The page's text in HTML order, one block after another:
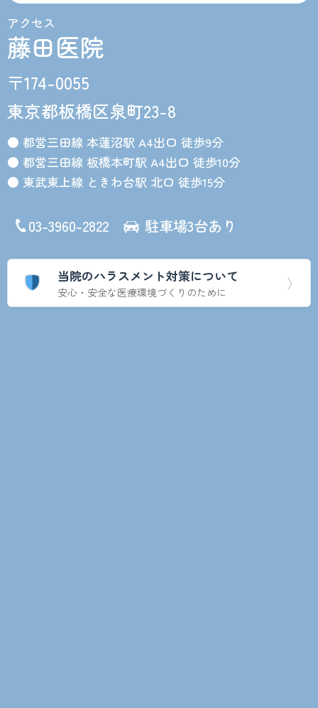
アクセス
藤田医院
〒174-0055
東京都板橋区泉町23-8
● 都営三田線 本蓮沼駅 A4出口 徒歩9分
● 都営三田線 板橋本町駅 A4出口 徒歩10分
● 東武東上線 ときわ台駅 北口 徒歩15分
03-3960-2822 駐車場3台あり
当院のハラスメント対策について
安心・安全な医療環境づくりのために 〉